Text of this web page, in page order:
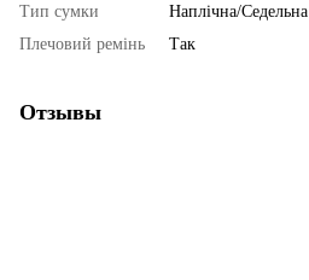
Тип сумки
Наплічна/Седельна
Плечовий ремінь
Так
Отзывы